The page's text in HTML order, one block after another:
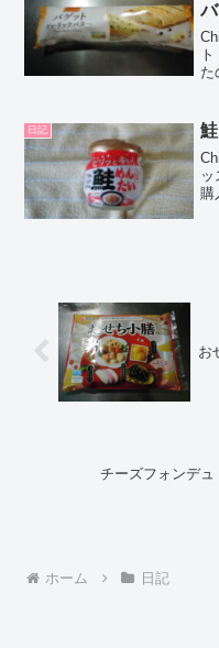
た
ど
い
日記
購
お
チーズフォンデュ
ホーム 日記